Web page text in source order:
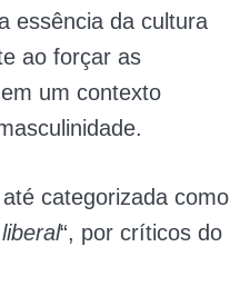
essência da cultura
ao forçar as
um contexto
categorizada como
“, por críticos do